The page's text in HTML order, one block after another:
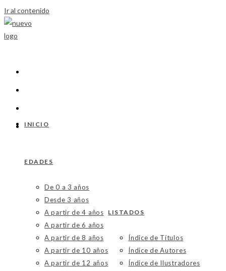
Ir al contenido
INICIO
EDADES
De 0 a 3 años
Desde 3 años
A partir de 4 años
A partir de 6 años
A partir de 8 años
A partir de 10 años
A partir de 12 años
LISTADOS
Índice de Títulos
Índice de Autores
Índice de Ilustradores